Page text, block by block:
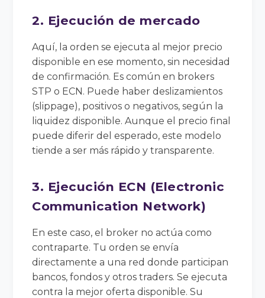
2. Ejecución de mercado
Aquí, la orden se ejecuta al mejor precio
disponible en ese momento, sin necesidad
de confirmación. Es común en brokers
STP o ECN. Puede haber deslizamientos
(slippage), positivos o negativos, según la
liquidez disponible. Aunque el precio final
puede diferir del esperado, este modelo
tiende a ser más rápido y transparente.
3. Ejecución ECN (Electronic
Communication Network)
En este caso, el broker no actúa como
contraparte. Tu orden se envía
directamente a una red donde participan
bancos, fondos y otros traders. Se ejecuta
contra la mejor oferta disponible. Su